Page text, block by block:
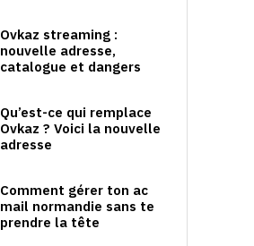
Ovkaz streaming :
nouvelle adresse,
catalogue et dangers
Qu’est-ce qui remplace
Ovkaz ? Voici la nouvelle
adresse
Comment gérer ton ac
mail normandie sans te
prendre la tête